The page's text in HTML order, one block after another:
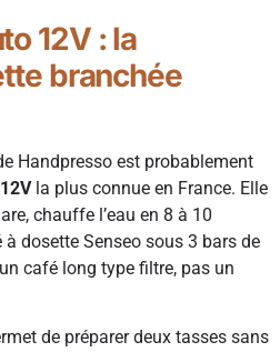
12V : la
branchée
Handpresso est probablement
la plus connue en France. Elle
chauffe l’eau en 8 à 10
dosette Senseo sous 3 bars de
café long type filtre, pas un
de préparer deux tasses sans